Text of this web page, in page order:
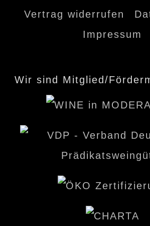
Vertrag widerrufen
Impressum
Wir sind Mitglied/